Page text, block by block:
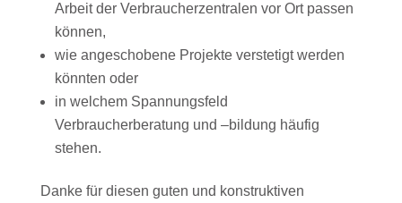
Arbeit der Verbraucherzentralen vor Ort passen
können,
wie angeschobene Projekte verstetigt werden
könnten oder
in welchem Spannungsfeld
Verbraucherberatung und –bildung häufig
stehen.
Danke für diesen guten und konstruktiven